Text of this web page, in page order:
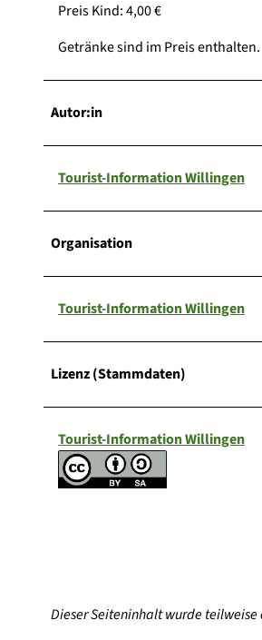
Preis Kind: 4,00 €
Getränke sind im Preis enthalten.
Autor:in
Tourist-Information Willingen
Organisation
Tourist-Information Willingen
Lizenz (Stammdaten)
Tourist-Information Willingen
Dieser Seiteninhalt wurde